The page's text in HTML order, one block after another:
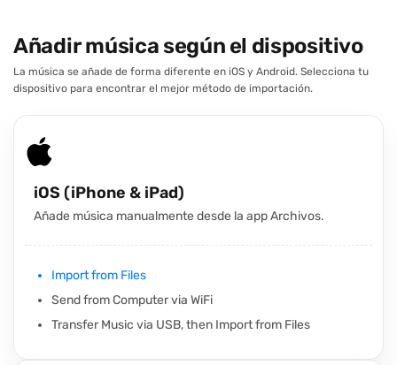
Añadir música según el dispositivo
La música se añade de forma diferente en iOS y Android. Selecciona tu
dispositivo para encontrar el mejor método de importación.
iOS (iPhone & iPad)
Añade música manualmente desde la app Archivos.
Import from Files
Send from Computer via WiFi
Transfer Music via USB, then Import from Files